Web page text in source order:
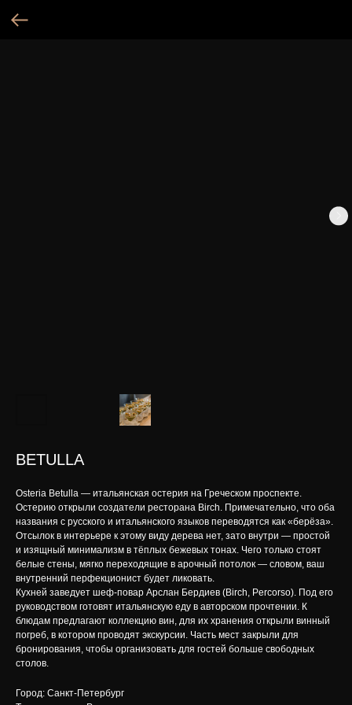
BETULLA
Osteria Betulla — итальянская остерия на Греческом проспекте.
Остерию открыли создатели ресторана Birch. Примечательно, что оба
названия с русского и итальянского языков переводятся как «берёза».
Отсылок в интерьере к этому виду дерева нет, зато внутри — простой
и изящный минимализм в тёплых бежевых тонах. Чего только стоят
белые стены, мягко переходящие в арочный потолок — словом, ваш
внутренний перфекционист будет ликовать.
Кухней заведует шеф-повар Арслан Бердиев (Birch, Percorso). Под его
руководством готовят итальянскую еду в авторском прочтении. К
блюдам предлагают коллекцию вин, для их хранения открыли винный
погреб, в котором проводят экскурсии. Часть мест закрыли для
бронирования, чтобы организовать для гостей больше свободных
столов.
Город: Санкт-Петербург